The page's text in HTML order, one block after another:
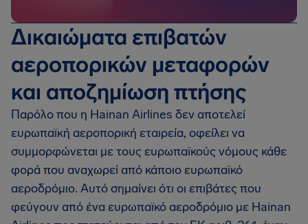
Δικαιώματα επιβατών
αεροπορικών μεταφορών
και αποζημίωση πτήσης
Παρόλο που η Hainan Airlines δεν αποτελεί
ευρωπαϊκή αεροπορική εταιρεία, οφείλει να
συμμορφώνεται με τους ευρωπαϊκούς νόμους κάθε
φορά που αναχωρεί από κάποιο ευρωπαϊκό
αεροδρόμιο. Αυτό σημαίνει ότι οι επιβάτες που
φεύγουν από ένα ευρωπαϊκό αεροδρόμιο με Hainan